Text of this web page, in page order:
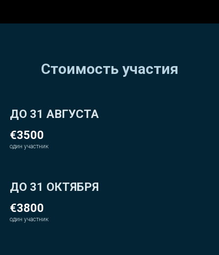
Стоимость участия
ДО 31 АВГУСТА
€3500
один участник
ДО 31 ОКТЯБРЯ
€3800
один участник